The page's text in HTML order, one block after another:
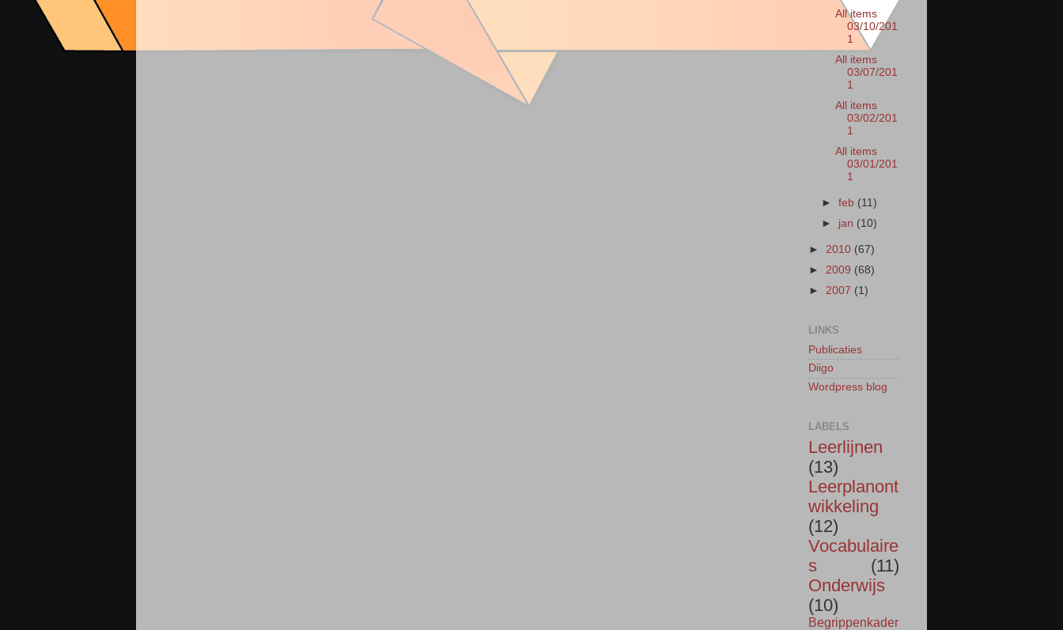
All items
03/10/201
1
All items
03/07/201
1
All items
03/02/201
1
All items
03/01/201
1
►feb (11)
► jan (10)
► 2010 (67)
► 2009 (68)
► 2007 (1)
LINKS
Publicaties
Diigo
Wordpress blog
LABELS
Leerlijnen
(13)
Leerplanont
wikkeling
(12)
Vocabulaire
s
(11)
Onderwijs
(10)
Begrippenkader